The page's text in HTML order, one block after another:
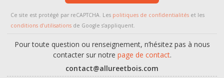
Ce site est protégé par reCAPTCHA. Les politiques de confidentialités et les
conditions d’utilisations de Google s’appliquent.
Pour toute question ou renseignement, n’hésitez pas à nous
contacter sur notre page de contact.
contact@allureetbois.com